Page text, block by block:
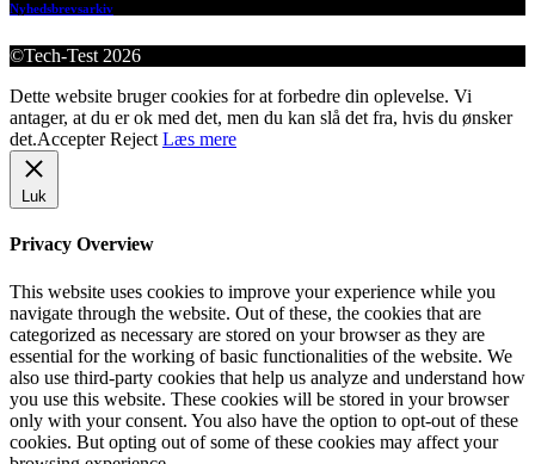
Nyhedsbrevsarkiv
©Tech-Test 2026
Dette website bruger cookies for at forbedre din oplevelse. Vi
antager, at du er ok med det, men du kan slå det fra, hvis du ønsker
det.Accepter Reject Læs mere
Luk
Privacy Overview
This website uses cookies to improve your experience while you
navigate through the website. Out of these, the cookies that are
categorized as necessary are stored on your browser as they are
essential for the working of basic functionalities of the website. We
also use third-party cookies that help us analyze and understand how
you use this website. These cookies will be stored in your browser
only with your consent. You also have the option to opt-out of these
cookies. But opting out of some of these cookies may affect your